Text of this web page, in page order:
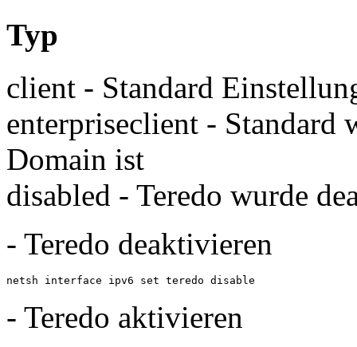
Typ
client - Standard
enterpriseclient -
Domain ist
disabled - Teredo wurde
- Teredo deaktivieren
netsh interface ipv6 set teredo disable
- Teredo aktivieren